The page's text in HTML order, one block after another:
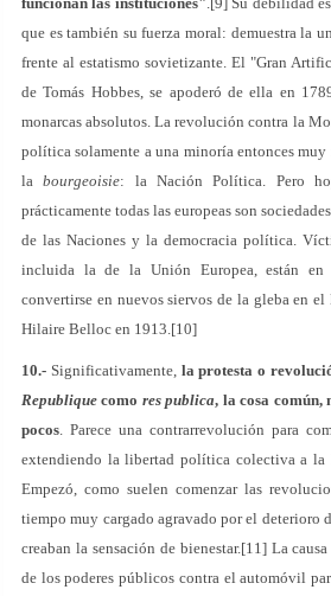
que es también su fuerza moral: demuestra la
frente al estatismo sovietizante. El "Gran
de Tomás Hobbes, se apoderó de ella en
monarcas absolutos. La revolución contra la
política solamente a una minoría entonces
labourgeoisie: la Nación Política. Pero
prácticamente todas las europeas son
de las Naciones y la democracia política.
incluida la de la Unión Europea, están en
convertirse en nuevos siervos de la gleba en
Hilaire Belloc en 1913.[10]
10.- Significativamente, la protesta o
Republique como res publica, la cosa común,
pocos. Parece una contrarrevolución para
extendiendo la libertad política colectiva a la
Empezó, como suelen comenzar las
tiempo muy cargado agravado por el deterioro
creaban la sensación de bienestar.[11] La
de los poderes públicos contra el automóvil